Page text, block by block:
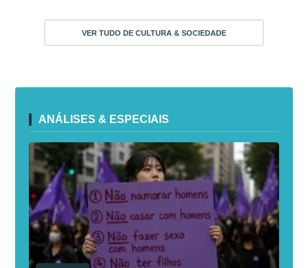
VER TUDO DE CULTURA & SOCIEDADE
ANÁLISES & ESPECIAIS